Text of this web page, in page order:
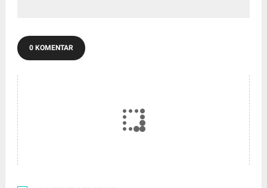
0 KOMENTAR